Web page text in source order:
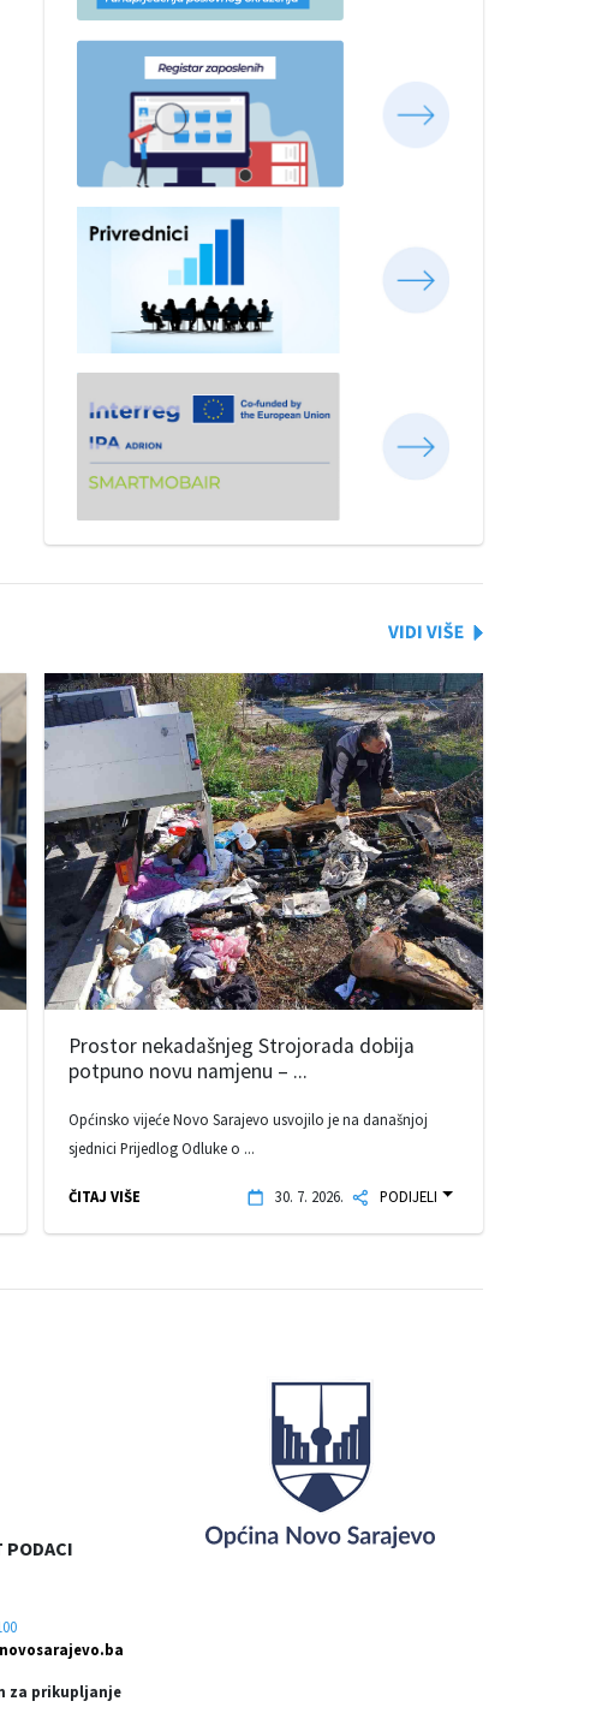
Prostor nekadašnjeg Strojorada dobija
potpuno novu namjenu – ...
Općinsko vijeće Novo Sarajevo usvojilo je na današnjoj
sjednici Prijedlog Odluke o ...
ČITAJ VIŠE 30. 7. 2026. PODIJELI
PODACI
za prikupljanje